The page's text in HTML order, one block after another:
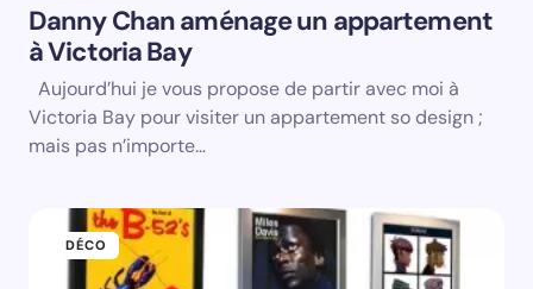
Your Comment *
Email *
Danny Chan aménage un appartement
à Victoria Bay
Aujourd’hui je vous propose de partir avec moi à
Victoria Bay pour visiter un appartement so design ;
mais pas n’importe…
DÉCO